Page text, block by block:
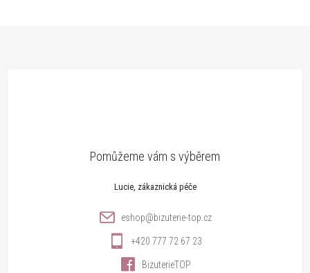
Lucie
eshop@bizuterie-top.cz
+420 777 72 67 23
BizuterieTOP